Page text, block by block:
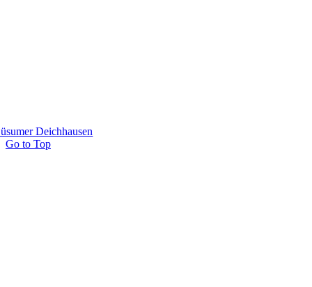
Deichhausen
Go to Top